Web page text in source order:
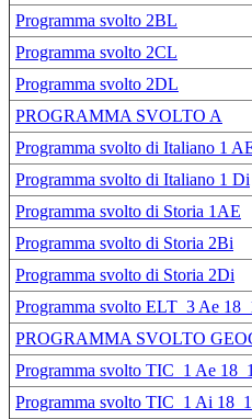
Programma svolto 2BL
Programma svolto 2CL
Programma svolto 2DL
PROGRAMMA SVOLTO A
Programma svolto di Italiano 1
Programma svolto di Italiano 1 Di
Programma svolto di Storia 1AE
Programma svolto di Storia 2Bi
Programma svolto di Storia 2Di
Programma svolto ELT_3 Ae
PROGRAMMA SVOLTO
Programma svolto TIC_1 Ae
Programma svolto TIC_1 Ai